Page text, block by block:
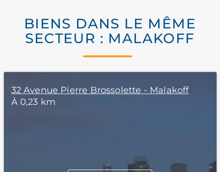
BIENS DANS LE MÊME
SECTEUR : MALAKOFF
32 Avenue Pierre Brossolette - Malakoff
À 0,23 km